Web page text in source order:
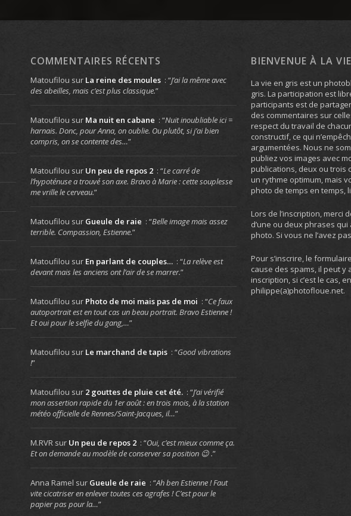
COMMENTAIRES RÉCENTS
Matoufilou sur La reine des moules : “J’ai la même avec
des abeilles, mais c’est plus classique.”
Matoufilou sur Ma nuit en cabane : “Nuit inoubliable ici =
harnais. Donc, pour Anna, on oublie. Ou plutôt, si j’ai bien
compris, on se contente des…”
Matoufilou sur Un peu de repos 2 : “Le carré de
l’hypoténuse a trouvé son axe. Bravo à Marie : cette souplesse
me vrille le cerveau.”
Matoufilou sur Gueule de raie : “Belle image mais assez
terrible. Compassion, Estienne.”
Matoufilou sur En parlant de couples… : “La relève est
devant mais les anciens ont l’air de se marrer.”
Matoufilou sur Photo de moi mais pas de moi : “Ce faux
autoportrait est en tout cas un beau portrait. Bravo Estienne !
Et oui pour le selfie du gang,…”
Matoufilou sur Le marchand de tapis : “Good vibrations
!”
Matoufilou sur 2 gouttes de pluie cet été. : “J’ai vérifié
mon assertion rapide du 1er août : en trois mois, à la station
météo officielle de Rennes/Saint-Jacques, il…”
M.RVRsur Un peu de repos 2 : “Oui, c’est mieux comme ça.
Et on demande au modèle de conserver sa position 😉 .”
Anna Ramel sur Gueule de raie : “Ah ben Estienne ! Faut
vite cicatriser en enlever toutes ces agrafes ! C’est pour le
papier pas pour la…”
BIENVENUE À LA
La vie en gris est un
gris. La participation est
participants est de
des commentaires sur
respect du travail de
constructif, ce qui
argumentées. Nous ne
publiez vos images avec
publications, deux ou trois
un rythme optimum, mais
photo de temps en temps,
Lors de l’inscription, merci
d’une ou deux phrases
photo. Si vous ne l’avez
Pour s’inscrire, le
cause des spams, il peut y
inscription, si c’est le cas,
philippe(a)photofloue.net.